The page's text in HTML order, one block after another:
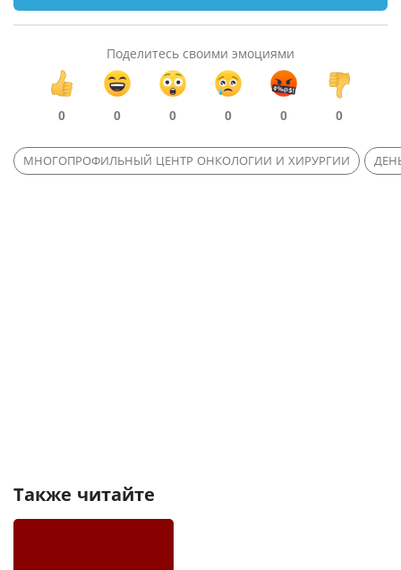
Поделитесь своими эмоциями
0 0 0 0 0 0
МНОГОПРОФИЛЬНЫЙ ЦЕНТР ОНКОЛОГИИ И ХИРУРГИИ
Также читайте